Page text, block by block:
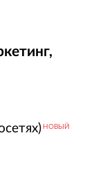
НОВЫЙ